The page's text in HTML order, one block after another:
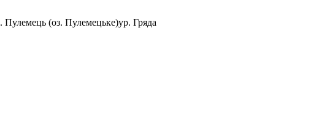
Пулемець (оз. Пулемецьке)ур. Гряда